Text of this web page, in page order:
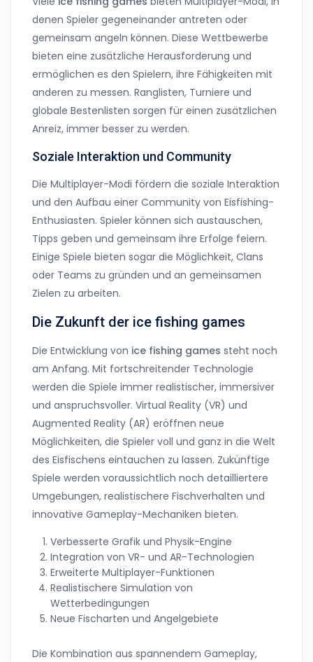
denen Spieler gegeneinander antreten oder
gemeinsam angeln können. Diese Wettbewerbe
bieten eine zusätzliche Herausforderung und
ermöglichen es den Spielern, ihre Fähigkeiten mit
anderen zu messen. Ranglisten, Turniere und
globale Bestenlisten sorgen für einen zusätzlichen
Anreiz, immer besser zu werden.
Soziale Interaktion und Community
Die Multiplayer-Modi fördern die soziale Interaktion
und den Aufbau einer Community von Eisfishing-
Enthusiasten. Spieler können sich austauschen,
Tipps geben und gemeinsam ihre Erfolge feiern.
Einige Spiele bieten sogar die Möglichkeit, Clans
oder Teams zu gründen und an gemeinsamen
Zielen zu arbeiten.
Die Zukunft der ice fishing games
Die Entwicklung von ice fishing games steht noch
am Anfang. Mit fortschreitender Technologie
werden die Spiele immer realistischer, immersiver
und anspruchsvoller. Virtual Reality (VR) und
Augmented Reality (AR) eröffnen neue
Möglichkeiten, die Spieler voll und ganz in die Welt
des Eisfischens eintauchen zu lassen. Zukünftige
Spiele werden voraussichtlich noch detailliertere
Umgebungen, realistischere Fischverhalten und
innovative Gameplay-Mechaniken bieten.
Verbesserte Grafik und Physik-Engine
Integration von VR- und AR-Technologien
Erweiterte Multiplayer-Funktionen
Realistischere Simulation von
Wetterbedingungen
Neue Fischarten und Angelgebiete
Die Kombination aus spannendem Gameplay,